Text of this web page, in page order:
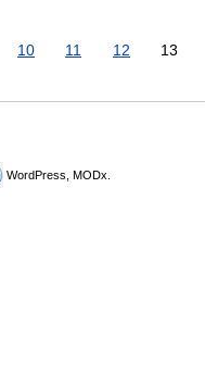
10 11 12 13
WordPress, MODx.